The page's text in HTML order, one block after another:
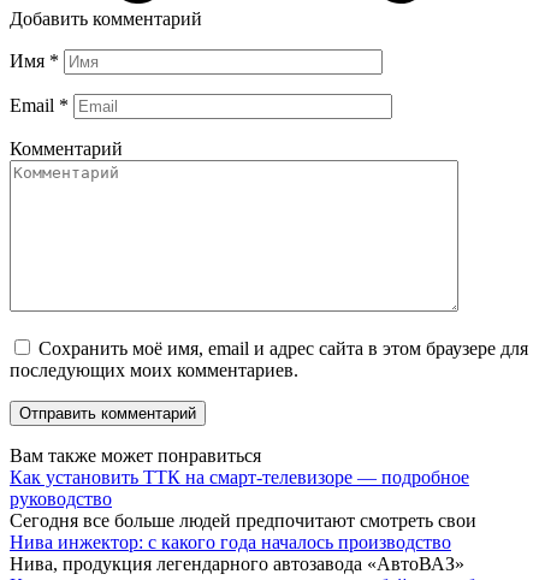
Добавить комментарий
Имя *
Email *
Комментарий
Сохранить моё имя, email и адрес сайта в этом браузере для
последующих моих комментариев.
Вам также может понравиться
Как установить ТТК на смарт-телевизоре — подробное
руководство
Сегодня все больше людей предпочитают смотреть свои
Нива инжектор: с какого года началось производство
Нива, продукция легендарного автозавода «АвтоВАЗ»